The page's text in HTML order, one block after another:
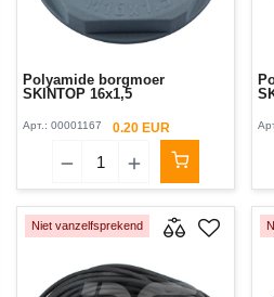
Polyamide borgmoer
SKINTOP 16x1,5
Арт.: 00001167 0.20 EUR
Niet vanzelfsprekend